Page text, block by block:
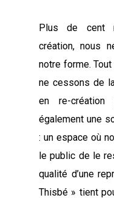
Plus de cent
création, nous
notre forme.
ne cessons de
en re-
également une
: un espace où
le public de le
qualité d’une
Thisbé » tient